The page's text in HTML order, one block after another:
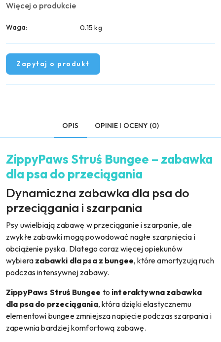
Więcej o produkcie
Waga: 0.15 kg
Zapytaj o produkt
OPIS OPINIE I OCENY (0)
ZippyPaws Struś Bungee – zabawka
dla psa do przeciągania
Dynamiczna zabawka dla psa do
przeciągania i szarpania
Psy uwielbiają zabawę w przeciąganie i szarpanie, ale
zwykłe zabawki mogą powodować nagłe szarpnięcia i
obciążenie pyska. Dlatego coraz więcej opiekunów
wybiera zabawki dla psa z bungee, które amortyzują ruch
podczas intensywnej zabawy.
ZippyPaws Struś Bungee to interaktywna zabawka
dla psa do przeciągania, która dzięki elastycznemu
elementowi bungee zmniejsza napięcie podczas szarpania i
zapewnia bardziej komfortową zabawę.